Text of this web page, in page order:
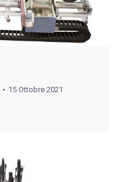
15 Ottobre 2021